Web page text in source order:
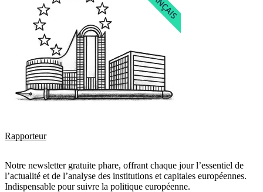
Rapporteur
Notre newsletter gratuite phare, offrant chaque jour l’essentiel de
l’actualité et de l’analyse des institutions et capitales européennes.
Indispensable pour suivre la politique européenne.